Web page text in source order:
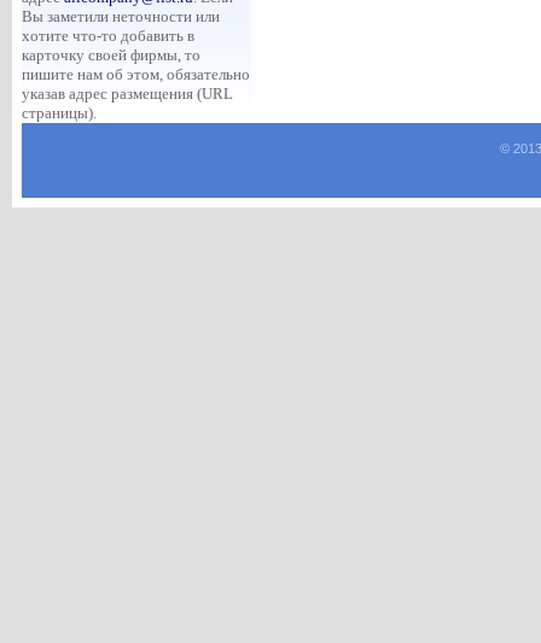
Вы заметили неточности или
хотите что-то добавить в
карточку своей фирмы, то
пишите нам об этом, обязательно
указав адрес размещения (URL
страницы).
©